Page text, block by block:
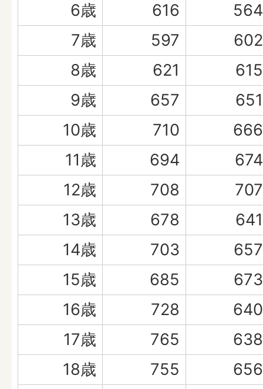
6歳
616
564
7歳
597
602
8歳
621
615
9歳
657
651
10歳
710
666
11歳
694
674
12歳
708
707
13歳
678
641
14歳
703
657
15歳
685
673
16歳
728
640
17歳
765
638
18歳
755
656